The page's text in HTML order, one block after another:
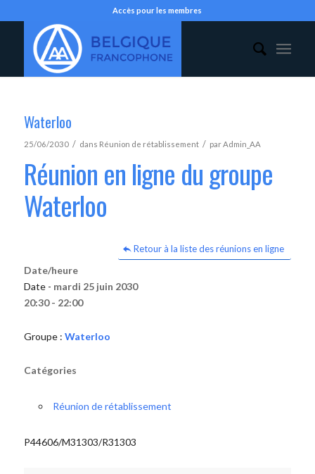
Accès pour les membres
Waterloo
25/06/2030 / dans Réunion de rétablissement / parAdmin_AA
Réunion en ligne du groupe
Waterloo
Retour à la liste des réunions en ligne
Date/heure
Date - mardi 25 juin 2030
20:30 - 22:00
Groupe : Waterloo
Catégories
Réunion de rétablissement
P44606/M31303/R31303